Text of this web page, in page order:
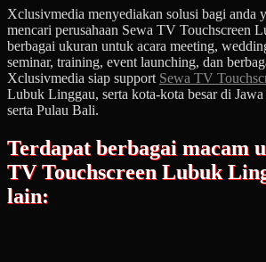
Xclusivmedia menyediakan solusi bagi anda
mencari perusahaan Sewa TV Touchscreen
berbagai ukuran untuk acara meeting,
seminar, training, event launching, dan
Xclusivmedia siap support Sewa TV
Lubuk Linggau, serta kota-kota besar di
serta Pulau Bali.
Terdapat berbagai macam
TV Touchscreen Lubuk
lain: